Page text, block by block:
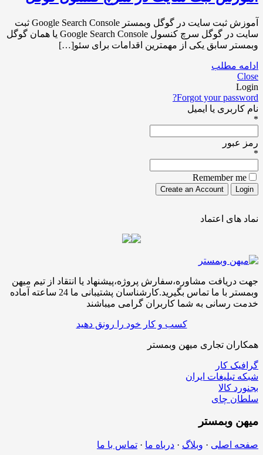
آموزش ثبت سایت در گوگل وبمستر Google Search Console ثبت
سایت در گوگل سرچ کنسول Google Search Console یا همان گوگل
وبمستر سابق یکی از مهمترین اقدامات برای سئو[…]
ادامه مطلب
Close
Login
Forgot your password?
نام کاربری یا ایمیل
*
رمز عبور
*
Remember me
نماد های اعتماد
جهت دریافت مشاوره،سفارش پروژه،پیشنهاد یا انتقاد از تیم میهن
وبمستر با ما تماس بگیرید.کارشناسان پشتیبانی ما 24 ساعته آماده
خدمت رسانی به شما کاربران گرامی میباشند
کسب و کار خود را رونق دهید
همکاران تجاری میهن وبمستر
گرافیک کار
شبکه تبلیغات ایران
بجنورد کالا
سلطان چای
میهن وبمستر
صفحه اصلی · وبلاگ · درباه ما · تماس با ما